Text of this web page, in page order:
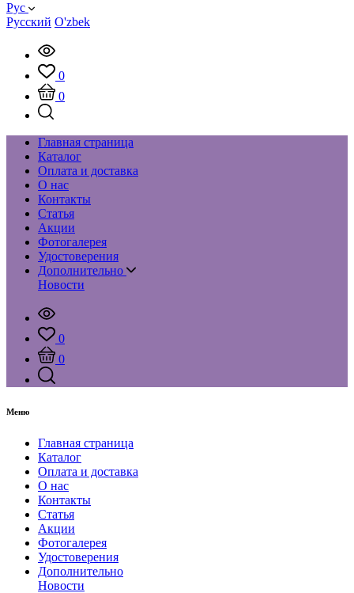
Рус
Русский O'zbek
0
0
Главная страница
Каталог
Оплата и доставка
О нас
Контакты
Статья
Акции
Фотогалерея
Удостоверения
Дополнительно
Новости
0
0
Меню
Главная страница
Каталог
Оплата и доставка
О нас
Контакты
Статья
Акции
Фотогалерея
Удостоверения
Дополнительно
Новости